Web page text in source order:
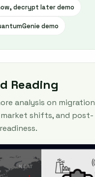
decrypt later demo
demo
Reading
analysis on migration
shifts, and post-